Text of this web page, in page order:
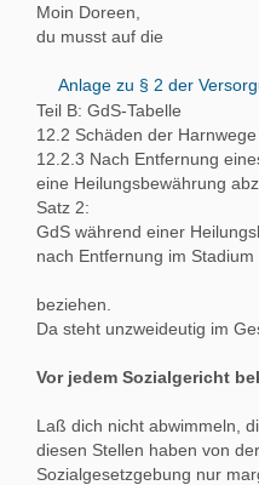
Moin Doreen,
du musst auf die
Anlage zu § 2 der
Teil B: GdS-Tabelle
12.2 Schäden der Harnwege
12.2.3 Nach Entfernung
eine Heilungsbewährung
Satz 2:
GdS während einer
nach Entfernung im
beziehen.
Da steht unzweideutig im
Vor jedem Sozialgericht
Laß dich nicht abwimmeln,
diesen Stellen haben von
Sozialgesetzgebung nur